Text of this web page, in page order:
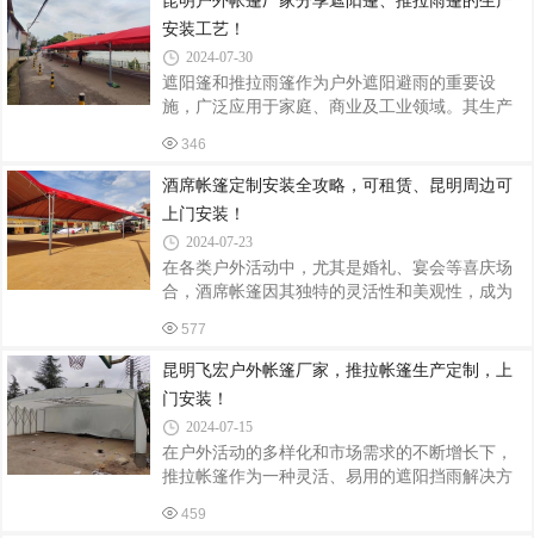
及其配件是否齐全，有无损坏。同时，准备好安
装所需的工具，如锤子、绳子等。二、展开帐篷
将帐篷从包装中取出，平铺在选定的位置上。注
意帐篷的前后方向，确保门的位置符合您的需
求。三、组装支架取出帐篷的支架部件，一般包
括两根主支架和若干横杆。将主支架的一端插入
安装工艺！
2024-07-30
遮阳篷和推拉雨篷作为户外遮阳避雨的重要设
施，广泛应用于家庭、商业及工业领域。其生产
作到现场安装，每一步都需严格把控，以确保产
品的质量和使用的安全性。一、材料选择与加工
制作1. 材料选择遮阳篷和推拉雨篷的主要材料包
括铝合金、钢、PVC等。铝合金因其强度高、耐
腐蚀、不生锈且重量轻，成为常见的骨架材料；
钢则因其经久耐用、抗风能力强，适用于工业领
域；而PVC作为柔性材料，通常用于制作篷布，
具有耐磨、防水、耐高低温及显著的遮阳性能。2.
346
酒席帐篷定制安装全攻略，可租赁、昆明周边可
上门安装！
2024-07-23
在各类户外活动中，尤其是婚礼、宴会等喜庆场
合，酒席帐篷因其独特的灵活性和美观性，成为
的定制与安装过程，帮助您轻松打造一场难忘的
户外盛宴。一、酒席帐篷的定制1. 确定需求与规
格在定制酒席帐篷之前，首先需要明确您的具体
需求，包括使用场合、预计容纳人数、所需功能
（如遮阳、防雨、保暖等）以及预算等。这些因
素将直接影响帐篷的规格、材质和设计风格。2.
选择合适的材质酒席帐篷的材质多种多样，常见
的有PVC、牛津布、铝合金框架等。PVC材质防水
577
昆明飞宏户外帐篷厂家，推拉帐篷生产定制，上
门安装！
2024-07-15
在户外活动的多样化和市场需求的不断增长下，
推拉帐篷作为一种灵活、易用的遮阳挡雨解决方
篷的生产流程与安装步骤，展现其便捷性与耐用
459